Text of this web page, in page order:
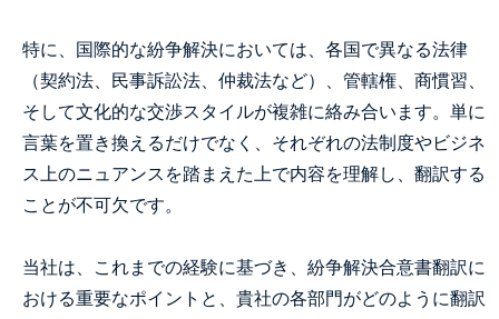
特に、国際的な紛争解決においては、各国で異なる法律
（契約法、民事訴訟法、仲裁法など）、管轄権、商慣習、
そして文化的な交渉スタイルが複雑に絡み合います。単に
言葉を置き換えるだけでなく、それぞれの法制度やビジネ
ス上のニュアンスを踏まえた上で内容を理解し、翻訳する
ことが不可欠です。
当社は、これまでの経験に基づき、紛争解決合意書翻訳に
おける重要なポイントと、貴社の各部門がどのように翻訳